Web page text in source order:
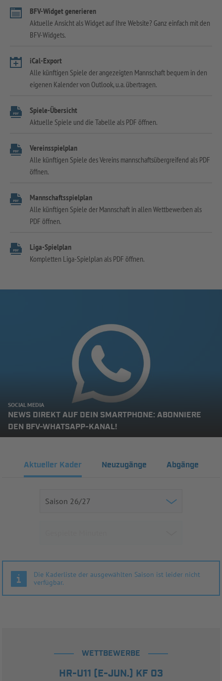
BFV-Widget generieren
Aktuelle Ansicht als Widget auf Ihre Website? Ganz einfach mit den
BFV-Widgets.
iCal-Export
Alle künftigen Spiele der angezeigten Mannschaft bequem in den
eigenen Kalender von Outlook, u.a. übertragen.
Spiele-Übersicht
Aktuelle Spiele und die Tabelle als PDF öffnen.
Vereinsspielplan
Alle künftigen Spiele des Vereins mannschaftsübergreifend als PDF
öffnen.
Mannschaftsspielplan
Alle künftigen Spiele der Mannschaft in allen Wettbewerben als
PDF öffnen.
Liga-Spielplan
Kompletten Liga-Spielplan als PDF öffnen.
SOCIAL MEDIA
NEWS DIREKT AUF DEIN SMARTPHONE: ABONNIERE
DEN BFV-WHATSAPP-KANAL!
Aktueller Kader Neuzugänge Abgänge
Die Kaderliste der ausgewählten Saison ist leider nicht
verfügbar.
WETTBEWERBE
HR-U11 (E-JUN.) KF 03